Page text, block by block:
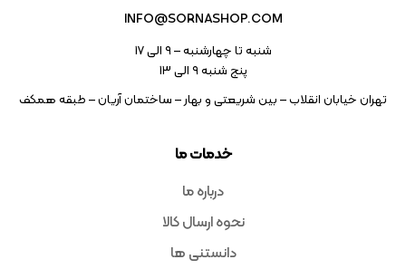
خدمات ما
درباره ما
نحوه ارسال کالا
دانستنی ها
INFO@SORNASHOP.COM
شنبه تا چهارشنبه – ۹ الی 17
پنج شنبه ۹ الی 13
تهران خیابان انقلاب – بین شریعتی و بهار – ساختمان آریان – طبقه همکف